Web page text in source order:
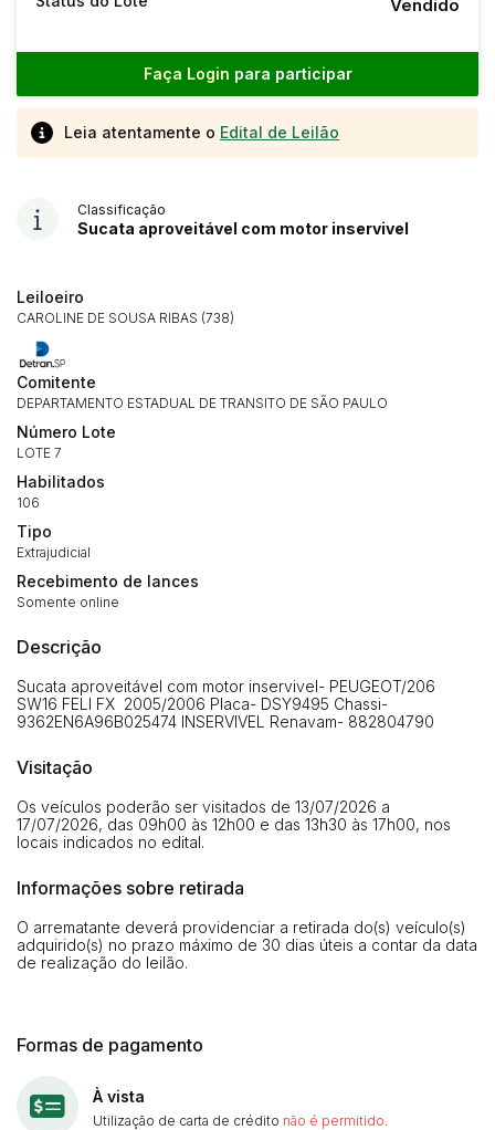
Vendido
Faça Login para participar
Leia atentamente o Edital de Leilão
Classificação
Sucata aproveitável com motor inservivel
Leiloeiro
CAROLINE DE SOUSA RIBAS (738)
Comitente
DEPARTAMENTO ESTADUAL DE TRANSITO DE SÃO PAULO
Número Lote
LOTE 7
Habilitados
106
Tipo
Extrajudicial
Recebimento de lances
Somente online
Descrição
Sucata aproveitável com motor inservivel- PEUGEOT/206
SW16 FELI FX 2005/2006 Placa- DSY9495 Chassi-
9362EN6A96B025474 INSERVIVEL Renavam- 882804790
Visitação
Os veículos poderão ser visitados de 13/07/2026 a
17/07/2026, das 09h00 às 12h00 e das 13h30 às 17h00, nos
locais indicados no edital.
Informações sobre retirada
O arrematante deverá providenciar a retirada do(s) veículo(s)
adquirido(s) no prazo máximo de 30 dias úteis a contar da data
de realização do leilão.
Formas de pagamento
À vista
Utilização de carta de crédito não é permitido
Envie sua Proposta
14/04/2025 18:43:11
Clique aqui para fazer login
Habilite-se para efetuar lances ou